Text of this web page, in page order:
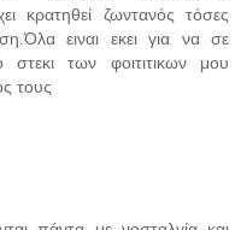
κρατηθεί ζωντανός τόσες
ειναι εκει για να σε
των φοιτιτικων μου
τους